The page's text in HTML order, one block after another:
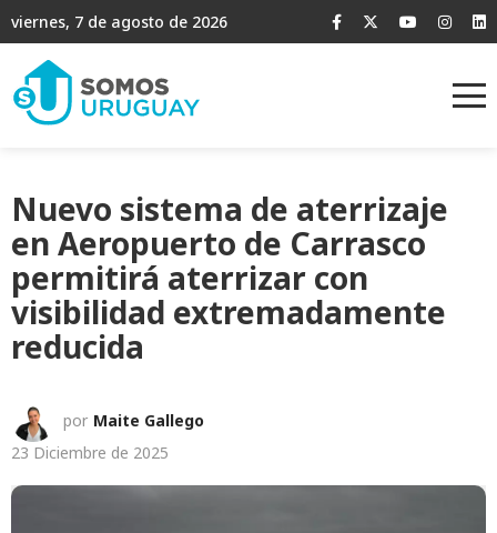
viernes, 7 de agosto de 2026
Nuevo sistema de aterrizaje
en Aeropuerto de Carrasco
permitirá aterrizar con
visibilidad extremadamente
reducida
por Maite Gallego
23 Diciembre de 2025